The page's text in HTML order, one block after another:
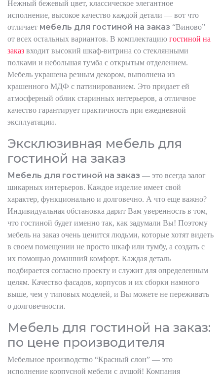
Нежный бежевый цвет, классическое элегантное
исполнение, высокое качество каждой детали — вот что
отличает мебель для гостиной на заказ “Виново”
от всех остальных вариантов. В комплектацию гостиной на
заказ входит высокий шкаф-витрина со стеклянными
полками и небольшая тумба с открытым отделением.
Мебель украшена резным декором, выполнена из
крашенного МДФ с патинированием. Это придает ей
атмосферный облик старинных интерьеров, а отличное
качество гарантирует практичность при ежедневной
эксплуатации.
Эксклюзивная мебель для
гостиной на заказ
Мебель для гостиной на заказ — это всегда залог
шикарных интерьеров. Каждое изделие имеет свой
характер, функционально и долговечно. А что еще важно?
Индивидуальная обстановка дарит Вам уверенность в том,
что гостиной будет именно так, как задумали Вы! Поэтому
мебель на заказ очень ценится людьми, которые хотят видеть
в своем помещении не просто шкаф или тумбу, а создать с
их помощью домашний комфорт. Каждая деталь
подбирается согласно проекту и служит для определенным
целям. Качество фасадов, корпусов и их сборки намного
выше, чем у типовых моделей, и Вы можете не переживать
о долговечности.
Мебель для гостиной на заказ:
по цене производителя
Мебельное производство “Красный слон” — это
исполнение корпусной мебели с душой! Компания